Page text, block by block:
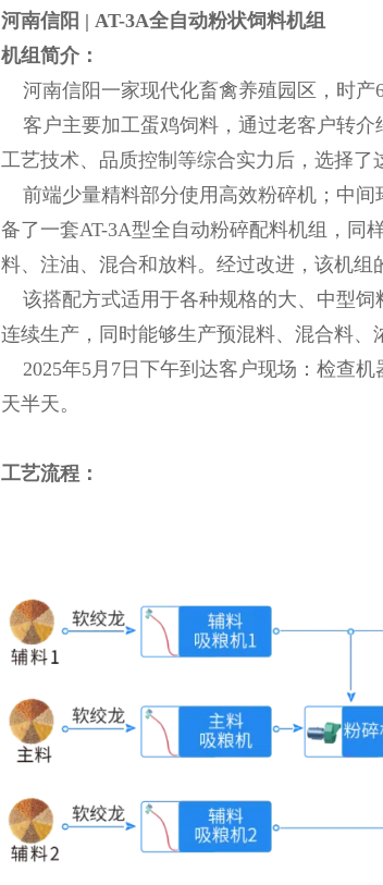
河南信阳 | AT-3A全自动粉状饲料机组
机组简介：
河南信阳一家现代化畜禽养殖园区，时产
客户主要加工蛋鸡饲料，通过老客户转介
工艺技术、品质控制等综合实力后，选择了
前端少量精料部分使用高效粉碎机；中间
备了一套AT-3A型全自动粉碎配料机组，同
料、注油、混合和放料。经过改进，该机组
该搭配方式适用于各种规格的大、中型饲
连续生产，同时能够生产预混料、混合料、
2025年5月7日下午到达客户现场：检查
天半天。
工艺流程：